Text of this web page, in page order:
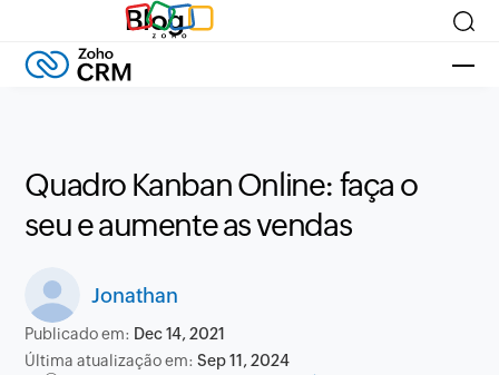
Blog
Quadro Kanban Online: faça o
seu e aumente as vendas
Jonathan
Publicado em: Dec 14, 2021
Última atualização em:Sep 11, 2024